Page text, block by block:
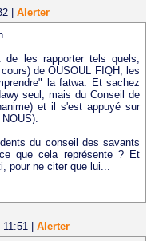
Alerter
de les rapporter tels quels,
de OUSOUL FIQH, les
la fatwa. Et sachez
seul, mais du Conseil de
et il s'est appuyé sur
du conseil des savants
que cela représente ? Et
pour ne citer que lui...
| Alerter